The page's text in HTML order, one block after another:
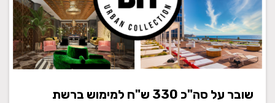
שובר על סה"כ 330 ש"ח למימוש ברשת